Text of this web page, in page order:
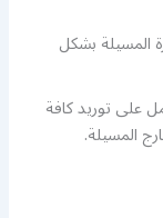
بشكل
على توريد كافة
المسيلة.